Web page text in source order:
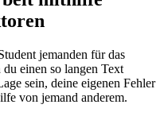
jemanden für das
du einen so langen Text
sein, deine eigenen Fehler
von jemand anderem.